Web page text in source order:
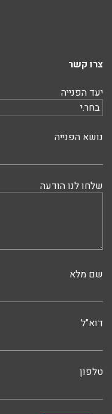
צרו קשר
יעד הפנייה
נושא הפנייה
שלחו לנו הודעה
שם מלא
דוא"ל
טלפון